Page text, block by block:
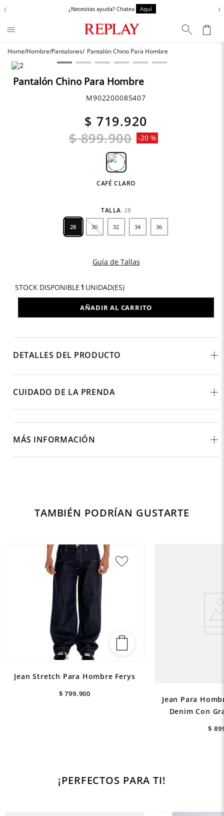
‹ ¿Necesitas ayuda? Chatea Aquí ›
Hombre Pantalones Pantalón Chino Para Hombre
Pantalón Chino Para Hombre
M902200085407
$ 719.920
$ 899.900 -20 %
CAFÉ CLARO
TALLA: 28
28 30 32 34 36
Guía de Tallas
STOCK DISPONIBLE 1 UNIDAD(ES)
AÑADIR AL CARRITO
DETALLES DEL PRODUCTO
CUIDADO DE LA PRENDA
MÁS INFORMACIÓN
TAMBIÉN PODRÍAN GUSTARTE
Jean Stretch Para Hombre Ferys
$ 799.900
Jean Para
Denim Con
$
¡PERFECTOS PARA TI!
Términos más buscados
1.